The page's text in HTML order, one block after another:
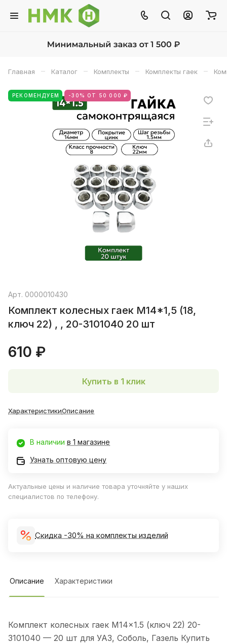
Главная – Каталог – Комплекты – Комплекты гаек –
РЕКОМЕНДУЕМ -30% ОТ 50 000 ₽
Арт. 0000010430
Комплект колесных гаек М14*1,5 (18,
ключ 22) , , 20-3101040 20 шт
610 ₽
Купить в 1 клик
ХарактеристикиОписание
В наличии в 1 магазине
Узнать оптовую цену
Актуальные цены и наличие товара уточняйте у наших
специалистов по телефону.
Скидка -30% на комплекты изделий
Описание Характеристики
Комплект колесных гаек М14×1.5 (ключ 22) 20-
3101040 — 20 шт для УАЗ, Соболь, Газель Купить